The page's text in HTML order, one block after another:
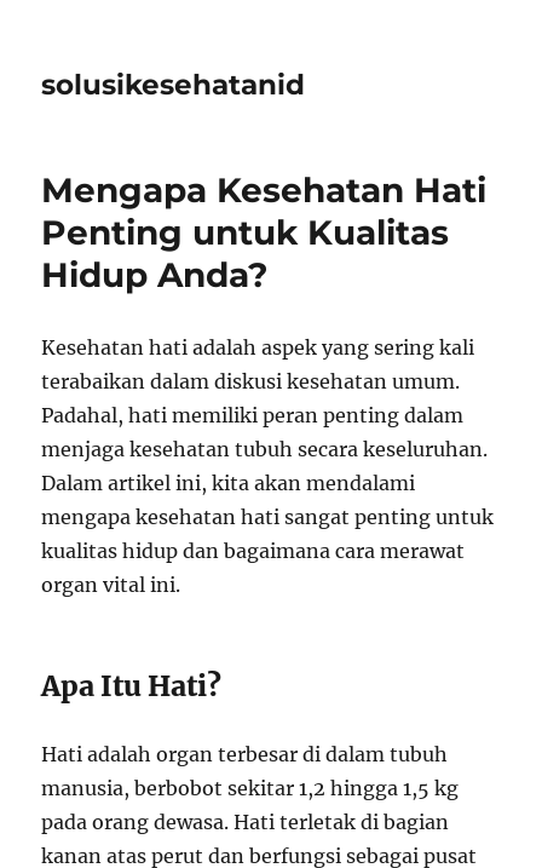
solusikesehatanid
Mengapa Kesehatan Hati
Penting untuk Kualitas
Hidup Anda?
Kesehatan hati adalah aspek yang sering kali
terabaikan dalam diskusi kesehatan umum.
Padahal, hati memiliki peran penting dalam
menjaga kesehatan tubuh secara keseluruhan.
Dalam artikel ini, kita akan mendalami
mengapa kesehatan hati sangat penting untuk
kualitas hidup dan bagaimana cara merawat
organ vital ini.
Apa Itu Hati?
Hati adalah organ terbesar di dalam tubuh
manusia, berbobot sekitar 1,2 hingga 1,5 kg
pada orang dewasa. Hati terletak di bagian
kanan atas perut dan berfungsi sebagai pusat